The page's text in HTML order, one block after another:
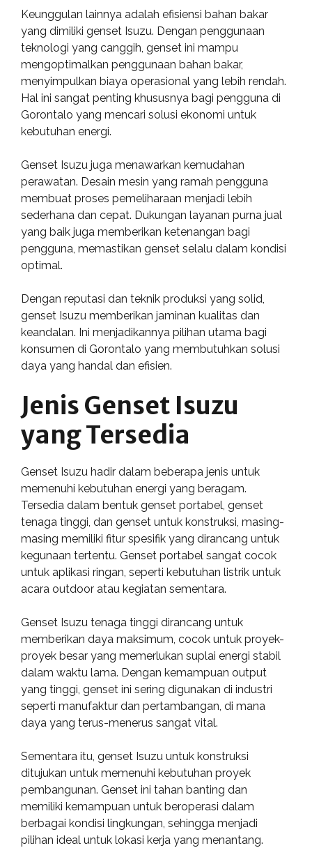
Keunggulan lainnya adalah efisiensi bahan bakar
yang dimiliki genset Isuzu. Dengan penggunaan
teknologi yang canggih, genset ini mampu
mengoptimalkan penggunaan bahan bakar,
menyimpulkan biaya operasional yang lebih rendah.
Hal ini sangat penting khususnya bagi pengguna di
Gorontalo yang mencari solusi ekonomi untuk
kebutuhan energi.
Genset Isuzu juga menawarkan kemudahan
perawatan. Desain mesin yang ramah pengguna
membuat proses pemeliharaan menjadi lebih
sederhana dan cepat. Dukungan layanan purna jual
yang baik juga memberikan ketenangan bagi
pengguna, memastikan genset selalu dalam kondisi
optimal.
Dengan reputasi dan teknik produksi yang solid,
genset Isuzu memberikan jaminan kualitas dan
keandalan. Ini menjadikannya pilihan utama bagi
konsumen di Gorontalo yang membutuhkan solusi
daya yang handal dan efisien.
Jenis Genset Isuzu
yang Tersedia
Genset Isuzu hadir dalam beberapa jenis untuk
memenuhi kebutuhan energi yang beragam.
Tersedia dalam bentuk genset portabel, genset
tenaga tinggi, dan genset untuk konstruksi, masing-
masing memiliki fitur spesifik yang dirancang untuk
kegunaan tertentu. Genset portabel sangat cocok
untuk aplikasi ringan, seperti kebutuhan listrik untuk
acara outdoor atau kegiatan sementara.
Genset Isuzu tenaga tinggi dirancang untuk
memberikan daya maksimum, cocok untuk proyek-
proyek besar yang memerlukan suplai energi stabil
dalam waktu lama. Dengan kemampuan output
yang tinggi, genset ini sering digunakan di industri
seperti manufaktur dan pertambangan, di mana
daya yang terus-menerus sangat vital.
Sementara itu, genset Isuzu untuk konstruksi
ditujukan untuk memenuhi kebutuhan proyek
pembangunan. Genset ini tahan banting dan
memiliki kemampuan untuk beroperasi dalam
berbagai kondisi lingkungan, sehingga menjadi
pilihan ideal untuk lokasi kerja yang menantang.